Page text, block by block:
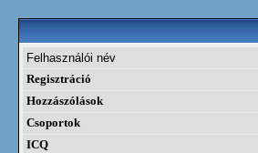
Felhasználói név
Regisztráció
Hozzászólások
Csoportok
ICQ